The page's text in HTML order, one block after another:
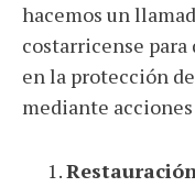
hacemos un
costarricense
en la protección
mediante